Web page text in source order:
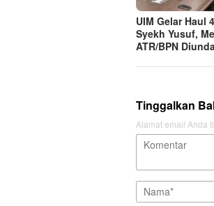
UIM Gelar Haul
Syekh Yusuf,
ATR/BPN
Tinggalkan
Alamat email Anda